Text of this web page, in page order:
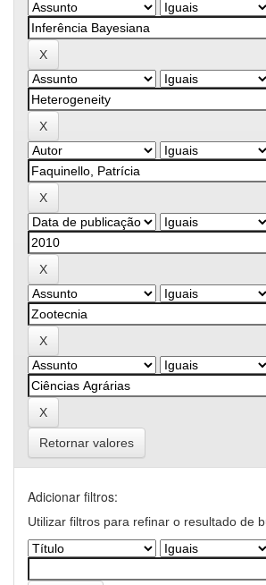
Retornar valores
Adicionar filtros:
Utilizar filtros para refinar o resultado de